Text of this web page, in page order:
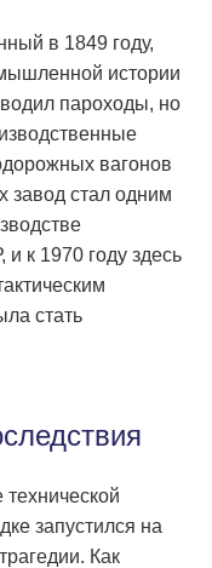
в 1849 году,
истории
пароходы, но
вагонов
завод стал одним
к 1970 году здесь
стать
технической
запустился на
Как